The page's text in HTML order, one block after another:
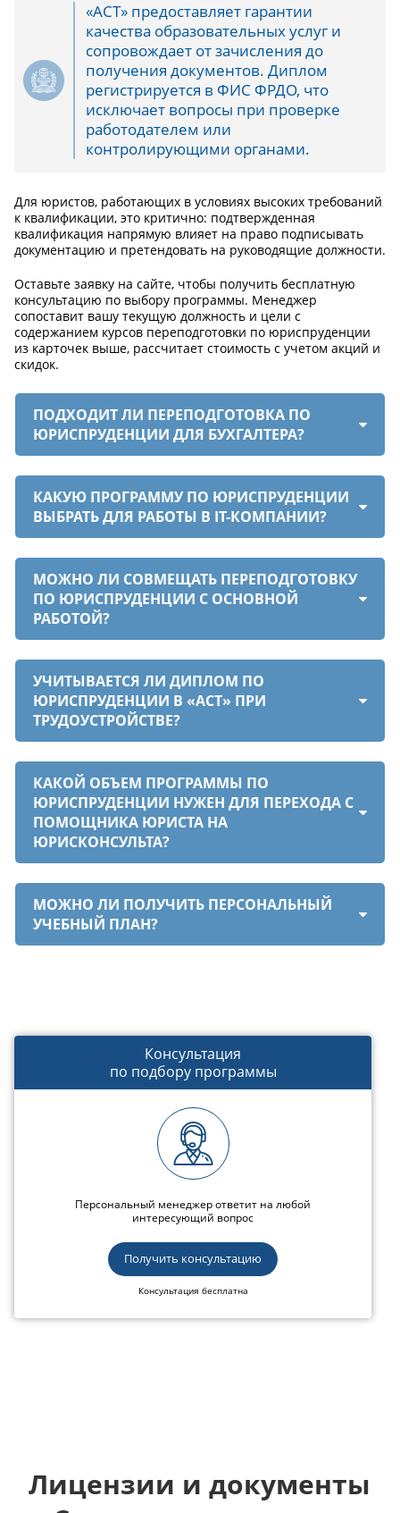
«АСТ» предоставляет гарантии
качества образовательных услуг и
сопровождает от зачисления до
получения документов. Диплом
регистрируется в ФИС ФРДО, что
исключает вопросы при проверке
работодателем или
контролирующими органами.
Для юристов, работающих в условиях высоких требований
к квалификации, это критично: подтвержденная
квалификация напрямую влияет на право подписывать
документацию и претендовать на руководящие должности.
Оставьте заявку на сайте, чтобы получить бесплатную
консультацию по выбору программы. Менеджер
сопоставит вашу текущую должность и цели с
содержанием курсов переподготовки по юриспруденции
из карточек выше, рассчитает стоимость с учетом акций и
скидок.
ПОДХОДИТ ЛИ ПЕРЕПОДГОТОВКА ПО
ЮРИСПРУДЕНЦИИ ДЛЯ БУХГАЛТЕРА?
КАКУЮ ПРОГРАММУ ПО ЮРИСПРУДЕНЦИИ
ВЫБРАТЬ ДЛЯ РАБОТЫ В IT-КОМПАНИИ?
МОЖНО ЛИ СОВМЕЩАТЬ ПЕРЕПОДГОТОВКУ
ПО ЮРИСПРУДЕНЦИИ С ОСНОВНОЙ
РАБОТОЙ?
УЧИТЫВАЕТСЯ ЛИ ДИПЛОМ ПО
ЮРИСПРУДЕНЦИИ В «АСТ» ПРИ
ТРУДОУСТРОЙСТВЕ?
КАКОЙ ОБЪЕМ ПРОГРАММЫ ПО
ЮРИСПРУДЕНЦИИ НУЖЕН ДЛЯ ПЕРЕХОДА С
ПОМОЩНИКА ЮРИСТА НА
ЮРИСКОНСУЛЬТА?
МОЖНО ЛИ ПОЛУЧИТЬ ПЕРСОНАЛЬНЫЙ
УЧЕБНЫЙ ПЛАН?
Консультация
по подбору программы
Персональный менеджер ответит на любой
интересующий вопрос
Получить консультацию
Консультация бесплатна
Лицензии и документы